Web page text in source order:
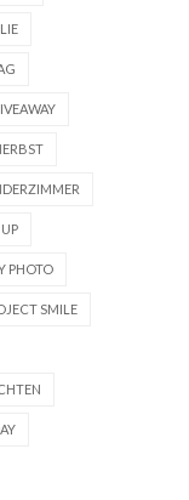
PHOTO
SMILE